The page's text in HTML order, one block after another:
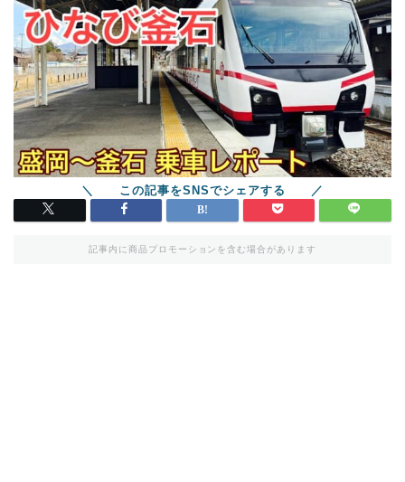
記事内に商品プロモーションを含む場合があります